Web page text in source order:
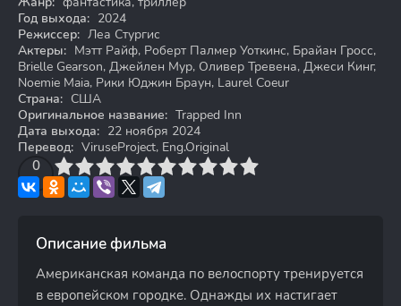
Год выхода: 2024
Режиссер: Леа Стургис
Актеры: Мэтт Райф, Роберт Палмер Уоткинс, Брайан Гросс,
Brielle Gearson, Джейлен Мур, Оливер Тревена, Джеси Кинг,
Noemie Maia, Рики Юджин Браун, Laurel Coeur
Страна: США
Оригинальное название: Trapped Inn
Дата выхода: 22 ноября 2024
Перевод: ViruseProject, Eng.Original
0
4 6 7 8 9 10
Описание фильма
Американская команда по велоспорту тренируется
в европейском городке. Однажды их настигает